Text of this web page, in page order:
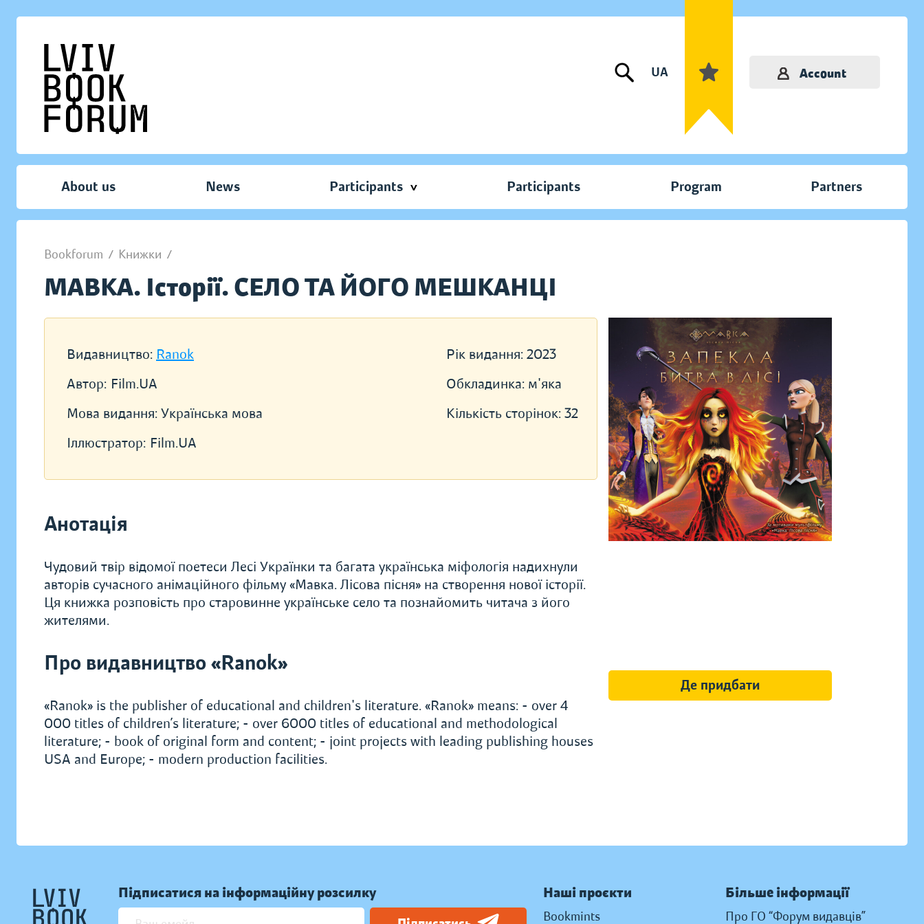
UA Account
About us News Participants Participants Program Partners
Bookforum / Книжки /
МАВКА. Історії. СЕЛО ТА ЙОГО МЕШКАНЦІ
Видавництво: Ranok
Автор: Film.UA
Мова видання: Українська мова
Іллюстратор: Film.UA
Рік видання: 2023
Обкладинка: м'яка
Кількість сторінок: 32
Анотація
Чудовий твір відомої поетеси Лесі Українки та багата українська міфологія надихнули
авторів сучасного анімаційного фільму «Мавка. Лісова пісня» на створення нової історії.
Ця книжка розповість про старовинне українське село та познайомить читача з його
жителями.
Про видавництво «Ranok»
«Ranok» is the publisher of educational and children's literature. «Ranok» means: - over 4
000 titles of children’s literature; - over 6000 titles of educational and methodological
literature; - book of original form and content; - joint projects with leading publishing houses
USA and Europe; - modern production facilities.
Де придбати
Підписатися на інформаційну розсилку Наші проєкти
Bookmints
Більше інформації
Про ГО “Форум видавців”